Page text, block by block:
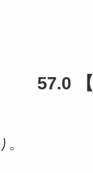
57.0 【